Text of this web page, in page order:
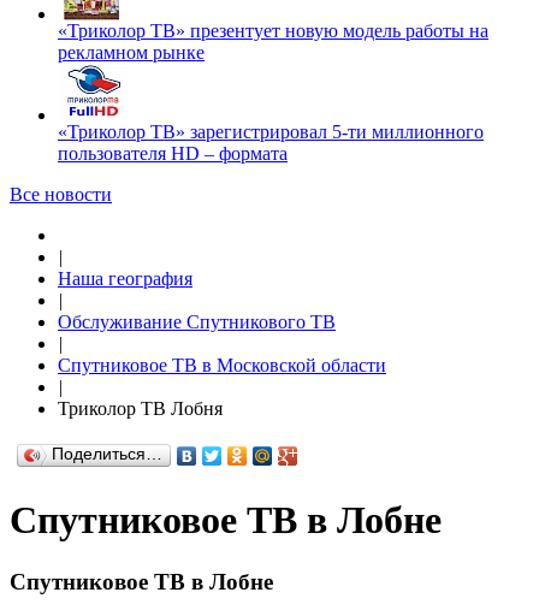
«Триколор ТВ» презентует новую модель работы на
рекламном рынке
«Триколор ТВ» зарегистрировал 5-ти миллионного
пользователя HD – формата
Все новости
|
Наша география
|
Обслуживание Спутникового ТВ
|
Спутниковое ТВ в Московской области
|
Триколор ТВ Лобня
Поделиться…
Спутниковое ТВ в Лобне
Спутниковое ТВ в Лобне